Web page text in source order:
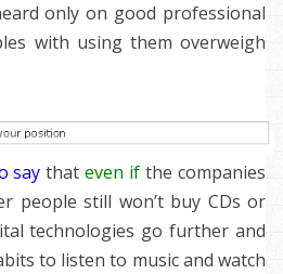
only on good professional
with using them overweigh
say thateven if the companies
people still won’t buy CDs or
technologies go further and
to listen to music and watch